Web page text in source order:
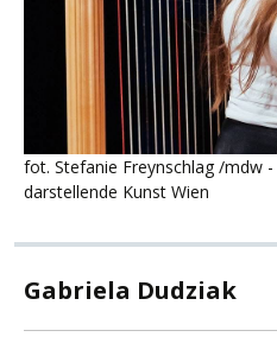
fot. Stefanie Freynschlag /mdw -
darstellende Kunst Wien
Gabriela Dudziak